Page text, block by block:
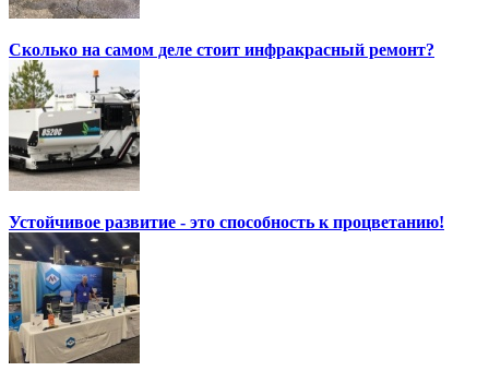
Сколько на самом деле стоит инфракрасный ремонт?
Устойчивое развитие - это способность к процветанию!